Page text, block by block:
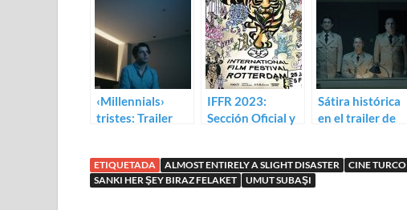
‹Millennials›
tristes: Trailer
Disaster de Umut
Subasi
IFFR 2023:
Sección Oficial y
Sátira histórica
en el trailer de
ETIQUETADA ALMOST ENTIRELY A SLIGHT DISASTER CINE TURCO
SANKI HER ŞEY BIRAZ FELAKET
UMUT SUBAŞI